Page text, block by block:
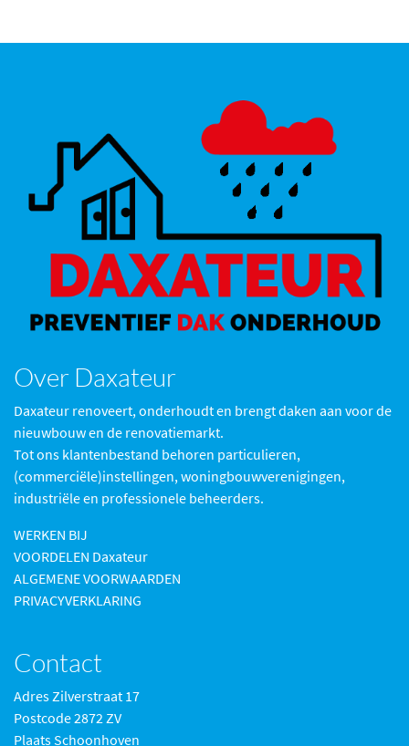
Over Daxateur
Daxateur renoveert, onderhoudt en brengt daken aan voor de
nieuwbouw en de renovatiemarkt.
Tot ons klantenbestand behoren particulieren,
(commerciële)instellingen, woningbouwverenigingen,
industriële en professionele beheerders.
WERKEN BIJ
VOORDELEN Daxateur
ALGEMENE VOORWAARDEN
PRIVACYVERKLARING
Contact
Adres Zilverstraat 17
Postcode 2872 ZV
Plaats Schoonhoven